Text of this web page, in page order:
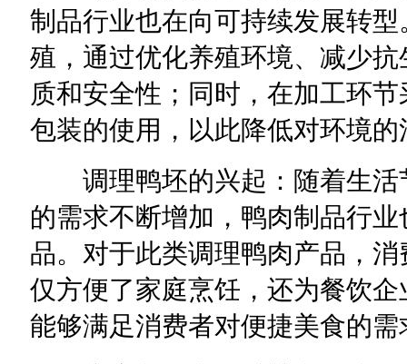
制品行业也在向可持续发展转
殖，通过优化养殖环境、减少
质和安全性；同时，在加工环
包装的使用，以此降低对环境的
调理鸭坯的兴起：随着生活
的需求不断增加，鸭肉制品行
品。对于此类调理鸭肉产品，
仅方便了家庭烹饪，还为餐饮
能够满足消费者对便捷美食的需